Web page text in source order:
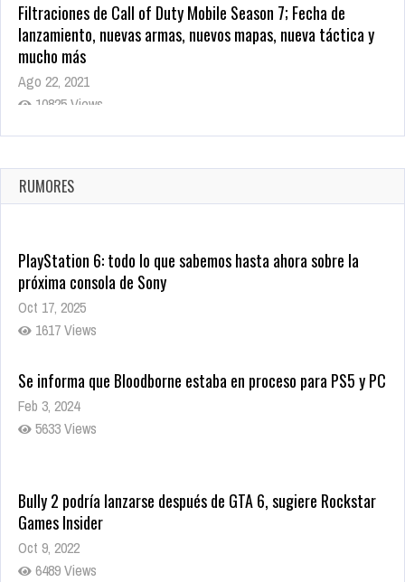
Filtraciones de Call of Duty Mobile Season 7; Fecha de
lanzamiento, nuevas armas, nuevos mapas, nueva táctica y
mucho más
Ago 22, 2021
10825 Views
La configuración de Call of Duty 2021 aparentemente ya fue
Ago 8, 2021
10008 Views
RUMORES
PlayStation 6: todo lo que sabemos hasta ahora sobre la
próxima consola de Sony
Oct 17, 2025
1617 Views
Se informa que Bloodborne estaba en proceso para PS5 y PC
Feb 3, 2024
5633 Views
Bully 2 podría lanzarse después de GTA 6, sugiere Rockstar
Games Insider
Oct 9, 2022
6489 Views